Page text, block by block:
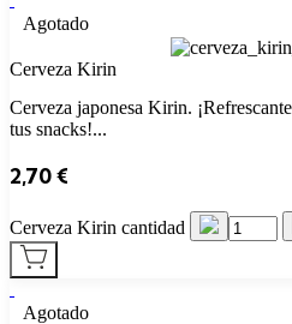
Agotado
Cerveza Kirin
Cerveza japonesa Kirin.
tus snacks!...
2,70€
Cerveza Kirin cantidad
Agotado